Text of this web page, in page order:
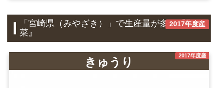
2017年度産
「宮崎県（みやざき）」で生産量が多い『野
菜』
2017年度産
きゅうり